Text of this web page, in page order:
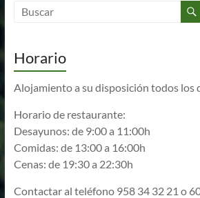
Horario
Alojamiento a su disposición todos los
Horario de restaurante:
Desayunos: de 9:00 a 11:00h
Comidas: de 13:00 a 16:00h
Cenas: de 19:30 a 22:30h
Contactar al teléfono 958 34 32 21 o